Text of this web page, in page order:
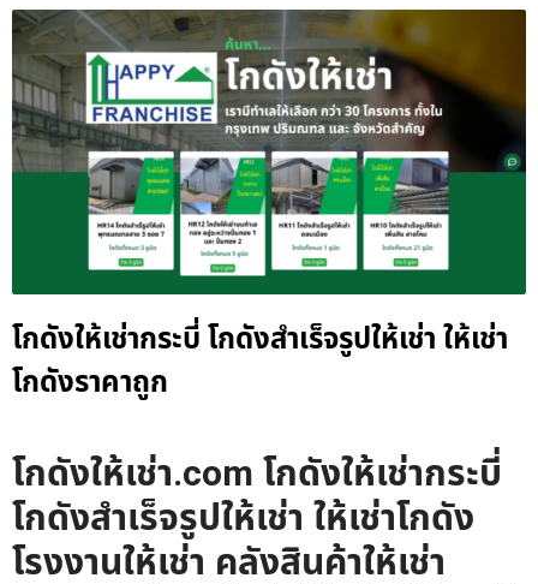
โกดังให้เช่ากระบี่ โกดังสำเร็จรูปให้เช่า ให้เช่า
โกดังราคาถูก
โกดังให้เช่า.com โกดังให้เช่ากระบี่
โกดังสำเร็จรูปให้เช่า ให้เช่าโกดัง
โรงงานให้เช่า คลังสินค้าให้เช่า